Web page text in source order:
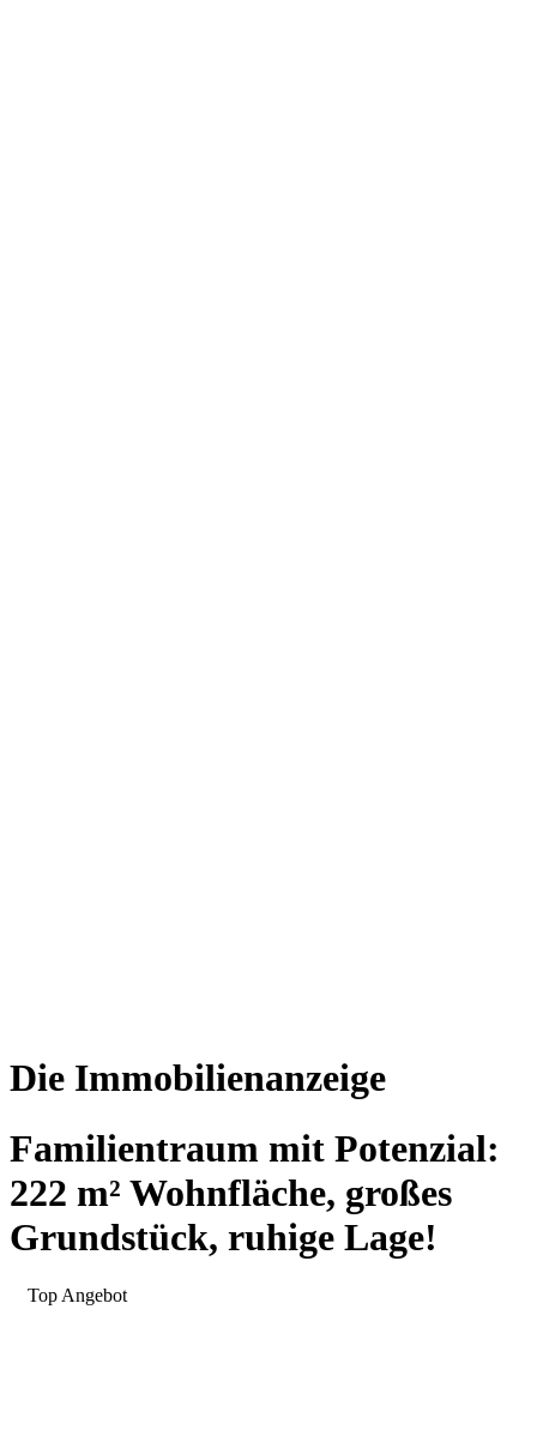
Die Immobilienanzeige
Familientraum mit Potenzial:
222 m² Wohnfläche, großes
Grundstück, ruhige Lage!
Top Angebot